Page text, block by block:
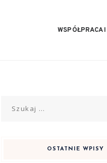
WSPÓŁPRACA
OSTATNIE WPISY